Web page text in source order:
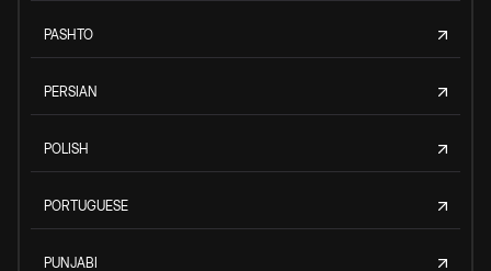
PASHTO
PERSIAN
POLISH
PORTUGUESE
PUNJABI